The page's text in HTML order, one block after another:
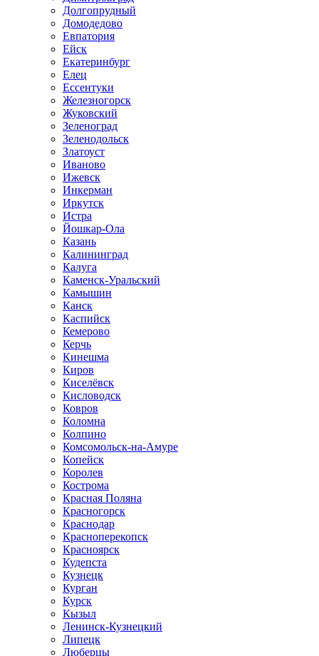
Долгопрудный
Домодедово
Евпатория
Ейск
Екатеринбург
Елец
Ессентуки
Железногорск
Жуковский
Зеленоград
Зеленодольск
Златоуст
Иваново
Ижевск
Инкерман
Иркутск
Истра
Йошкар-Ола
Казань
Калининград
Калуга
Каменск-Уральский
Камышин
Канск
Каспийск
Кемерово
Керчь
Кинешма
Киров
Киселёвск
Кисловодск
Ковров
Коломна
Колпино
Комсомольск-на-Амуре
Копейск
Королев
Кострома
Красная Поляна
Красногорск
Краснодар
Красноперекопск
Красноярск
Кудепста
Кузнецк
Курган
Курск
Кызыл
Ленинск-Кузнецкий
Липецк
Люберцы